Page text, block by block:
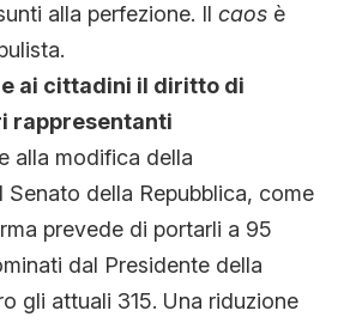
alla perfezione. Il caos è
ai cittadini il diritto di
rappresentanti
alla modifica della
Senato della Repubblica, come
prevede di portarli a 95
dal Presidente della
gli attuali 315. Una riduzione